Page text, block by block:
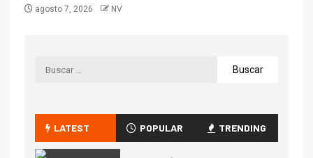
agosto 7, 2026 NV
LATEST POPULAR TRENDING